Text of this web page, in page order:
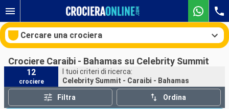
Cercare una crociera
Le nostre destinazioni
Crociere Caraibi - Bahamas su Celebrity Summit
12
crociere
I tuoi criteri di ricerca:
Celebrity Summit - Caraibi - Bahamas
Filtra Ordina